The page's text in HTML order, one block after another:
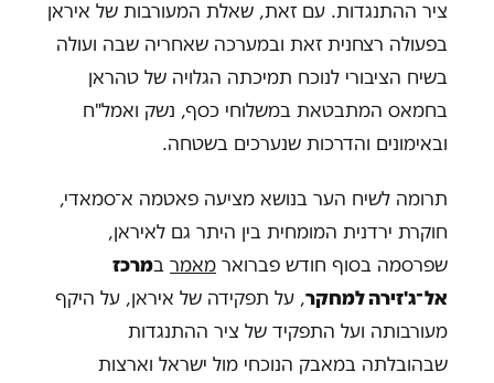
ציר ההתנגדות. עם זאת, שאלת המעורבות של איראן
בפעולה רצחנית זאת ובמערכה שאחריה שבה ועולה
בשיח הציבורי לנוכח תמיכתה הגלויה של טהראן
בחמאס המתבטאת במשלוחי כסף, נשק ואמל"ח
ובאימונים והדרכות שנערכים בשטחה.
תרומה לשיח הער בנושא מציעה פאטמה א־סמאדי,
חוקרת ירדנית המומחית בין היתר גם לאיראן,
שפרסמה בסוף חודש פברואר מאמר במרכז
אל־ג'זירה למחקר, על תפקידה של איראן, על היקף
מעורבותה ועל התפקיד של ציר ההתנגדות
שבהובלתה במאבק הנוכחי מול ישראל וארצות